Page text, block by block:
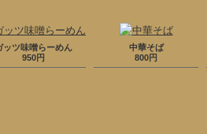
ッツ味噌らーめん
950円
中華そば
800円